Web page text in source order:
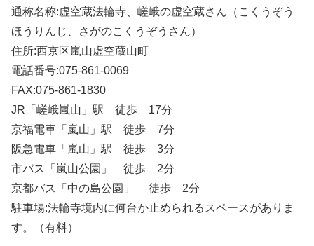
通称名称:虚空蔵法輪寺、嵯峨の虚空蔵さん（こくうぞう
ほうりんじ、さがのこくうぞうさん）
住所:西京区嵐山虚空蔵山町
電話番号:075-861-0069
FAX:075-861-1830
JR「嵯峨嵐山」駅 徒歩 17分
京福電車「嵐山」駅 徒歩 7分
阪急電車「嵐山」駅 徒歩 3分
市バス「嵐山公園」 徒歩 2分
京都バス「中の島公園」 徒歩 2分
駐車場:法輪寺境内に何台か止められるスペースがありま
す。（有料）